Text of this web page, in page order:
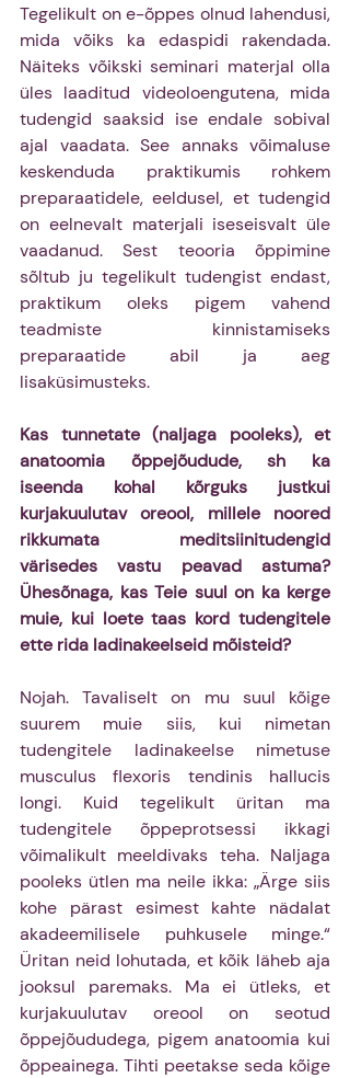
Tegelikult on e-õppes olnud lahendusi,
mida võiks ka edaspidi rakendada.
Näiteks võikski seminari materjal olla
üles laaditud videoloengutena, mida
tudengid saaksid ise endale sobival
ajal vaadata. See annaks võimaluse
keskenduda praktikumis rohkem
preparaatidele, eeldusel, et tudengid
on eelnevalt materjali iseseisvalt üle
vaadanud. Sest teooria õppimine
sõltub ju tegelikult tudengist endast,
praktikum oleks pigem vahend
teadmiste kinnistamiseks
preparaatide abil ja aeg
lisaküsimusteks.
Kas tunnetate (naljaga pooleks), et
anatoomia õppejõudude, sh ka
iseenda kohal kõrguks justkui
kurjakuulutav oreool, millele noored
rikkumata meditsiinitudengid
värisedes vastu peavad astuma?
Ühesõnaga, kas Teie suul on ka kerge
muie, kui loete taas kord tudengitele
ette rida ladinakeelseid mõisteid?
Nojah. Tavaliselt on mu suul kõige
suurem muie siis, kui nimetan
tudengitele ladinakeelse nimetuse
musculus flexoris tendinis hallucis
longi. Kuid tegelikult üritan ma
tudengitele õppeprotsessi ikkagi
võimalikult meeldivaks teha. Naljaga
pooleks ütlen ma neile ikka: „Ärge siis
kohe pärast esimest kahte nädalat
akadeemilisele puhkusele minge.“
Üritan neid lohutada, et kõik läheb aja
jooksul paremaks. Ma ei ütleks, et
kurjakuulutav oreool on seotud
õppejõududega, pigem anatoomia kui
õppeainega. Tihti peetakse seda kõige